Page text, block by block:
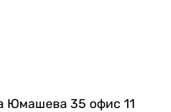
Юмашева 35 офис 11